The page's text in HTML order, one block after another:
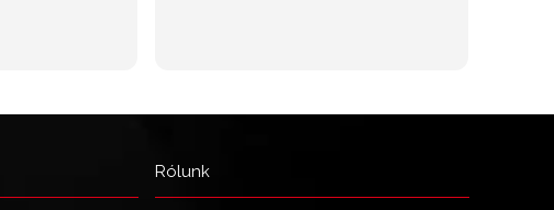
Rólunk